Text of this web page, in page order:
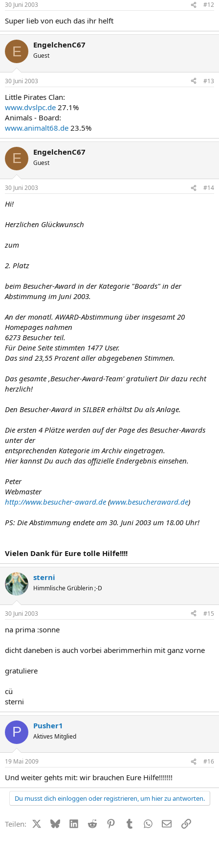
30 Juni 2003 #12
Super lieb von euch das ihr helft
E EngelchenC67
Guest
30 Juni 2003 #13
Little Pirates Clan:
www.dvslpc.de 27.1%
Animals - Board:
www.animalt68.de 23.5%
E EngelchenC67
Guest
30 Juni 2003 #14
Hi!
Herzlichen Glückwunsch
zum
2. Platz
beim Besucher-Award in der Kategorie "Boards" in der
Abstimmung im Juni 2003.
An der monatl. AWARD-Abstimmung über insgesamt 20
Homepages nahmen
6273 Besucher teil.
Für Deine Seite stimmten 1477 User.
Das sind 23,55 Prozent aller abgegebenen Stimmen.
Das gesamte ,Besucher-Award-Team' gratuliert Dir dazu recht
herzlich!
Den Besucher-Award in SILBER erhältst Du als Anlage.
Die ersten 4 Plätze werden auf der Page des Besucher-Awards
unter der
entsprechenden Kategorie im Archiv eingetragen.
Hier kannst Du auch das offizielle Endergebnis einsehen.
Peter
Webmaster
http://www.besucher-award.de (www.besucheraward.de)
PS: Die Abstimmung endete am 30. Juni 2003 um 18.00 Uhr!
Vielen Dank für Eure tolle Hilfe!!!!
sterni
Himmlische Grüblerin ;-D
30 Juni 2003 #15
na prima :sonne
dicht daneben is auch vorbei aberimmerhin mit ganz vorne
gratuliere
cü
sterni
P Pusher1
Aktives Mitglied
19 Mai 2009 #16
Und weiter gehts mit: wir brauchen Eure Hilfe!!!!!!!
Du musst dich einloggen oder registrieren, um hier zu antworten.
Teilen: X (Twitter)
BlueskyLinkedIn
Reddit PinterestTumblr WhatsApp
E-MailLink